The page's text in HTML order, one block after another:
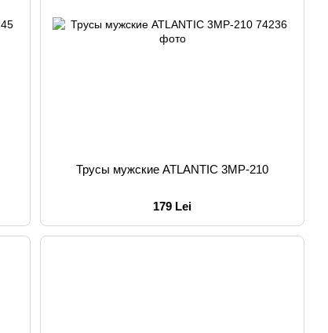
Трусы мужские ATLANTIC 3MP-210
179 Lei